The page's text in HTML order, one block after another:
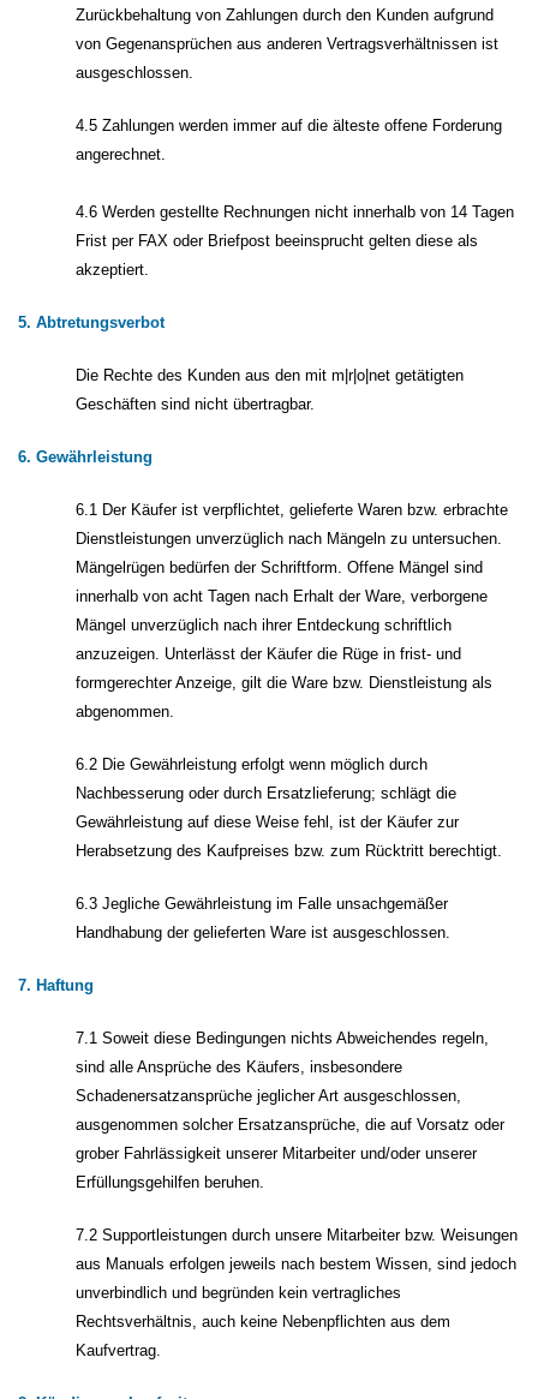
Zurückbehaltung von Zahlungen durch den Kunden aufgrund
von Gegenansprüchen aus anderen Vertragsverhältnissen ist
ausgeschlossen.
4.5 Zahlungen werden immer auf die älteste offene Forderung
angerechnet.
4.6 Werden gestellte Rechnungen nicht innerhalb von 14 Tagen
Frist per FAX oder Briefpost beeinsprucht gelten diese als
akzeptiert.
5. Abtretungsverbot
Die Rechte des Kunden aus den mit m|r|o|net getätigten
Geschäften sind nicht übertragbar.
6. Gewährleistung
6.1 Der Käufer ist verpflichtet, gelieferte Waren bzw. erbrachte
Dienstleistungen unverzüglich nach Mängeln zu untersuchen.
Mängelrügen bedürfen der Schriftform. Offene Mängel sind
innerhalb von acht Tagen nach Erhalt der Ware, verborgene
Mängel unverzüglich nach ihrer Entdeckung schriftlich
anzuzeigen. Unterlässt der Käufer die Rüge in frist- und
formgerechter Anzeige, gilt die Ware bzw. Dienstleistung als
abgenommen.
6.2 Die Gewährleistung erfolgt wenn möglich durch
Nachbesserung oder durch Ersatzlieferung; schlägt die
Gewährleistung auf diese Weise fehl, ist der Käufer zur
Herabsetzung des Kaufpreises bzw. zum Rücktritt berechtigt.
6.3 Jegliche Gewährleistung im Falle unsachgemäßer
Handhabung der gelieferten Ware ist ausgeschlossen.
7. Haftung
7.1 Soweit diese Bedingungen nichts Abweichendes regeln,
sind alle Ansprüche des Käufers, insbesondere
Schadenersatzansprüche jeglicher Art ausgeschlossen,
ausgenommen solcher Ersatzansprüche, die auf Vorsatz oder
grober Fahrlässigkeit unserer Mitarbeiter und/oder unserer
Erfüllungsgehilfen beruhen.
7.2 Supportleistungen durch unsere Mitarbeiter bzw. Weisungen
aus Manuals erfolgen jeweils nach bestem Wissen, sind jedoch
unverbindlich und begründen kein vertragliches
Rechtsverhältnis, auch keine Nebenpflichten aus dem
Kaufvertrag.